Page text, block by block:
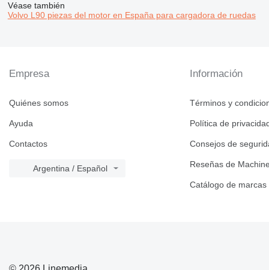
Véase también
Volvo L90 piezas del motor en España para cargadora de ruedas
Empresa
Quiénes somos
Ayuda
Contactos
Argentina / Español
Información
Términos y
Política de
Consejos de
Reseñas de
Catálogo de marcas